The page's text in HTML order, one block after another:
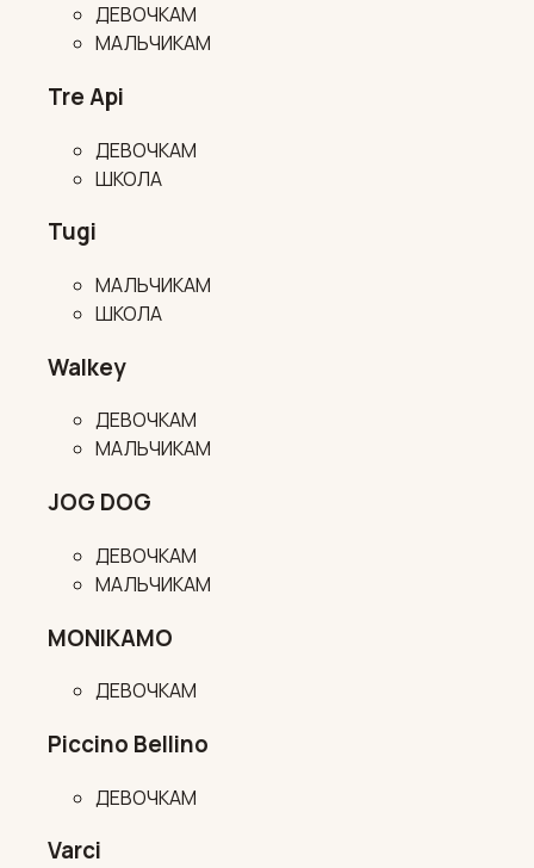
ДЕВОЧКАМ
МАЛЬЧИКАМ
Tre Api
ДЕВОЧКАМ
ШКОЛА
Tugi
МАЛЬЧИКАМ
ШКОЛА
Walkey
ДЕВОЧКАМ
МАЛЬЧИКАМ
JOG DOG
ДЕВОЧКАМ
МАЛЬЧИКАМ
MONIKAMO
ДЕВОЧКАМ
Piccino Bellino
ДЕВОЧКАМ
Varci